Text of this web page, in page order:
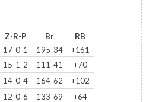
Z-R-P Br
RB
17-0-1 195-34
+161
15-1-2 111-41
+70
14-0-4 164-62
+102
12-0-6 133-69
+64